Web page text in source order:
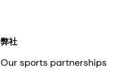
弊社
Our sports partnerships